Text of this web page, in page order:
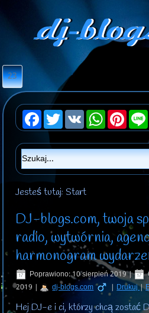
23
Facebook Twitter VK WhatsApp
Jesteś tutaj: Start
DJ-blogs.com, twoja
radio, wytwórnia,
harmonogram
Poprawiono: 10 sierpień 2019|
2019 | dj-blogs.com |Drukuj|
Hej DJ-e i ci, którzy chcą zostać